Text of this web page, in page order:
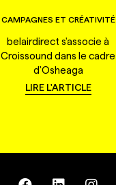
CAMPAGNES ET CRÉATIVITÉ
belairdirect s'associe à
Croissound dans le cadre
d'Osheaga
LIRE L'ARTICLE